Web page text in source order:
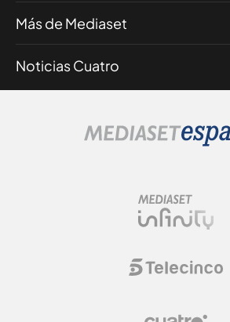
Más de Mediaset
Noticias Cuatro